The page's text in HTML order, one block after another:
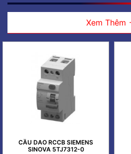
Xem Thêm
CẦU DAO RCCB SIEMENS
SINOVA 5TJ7312-0